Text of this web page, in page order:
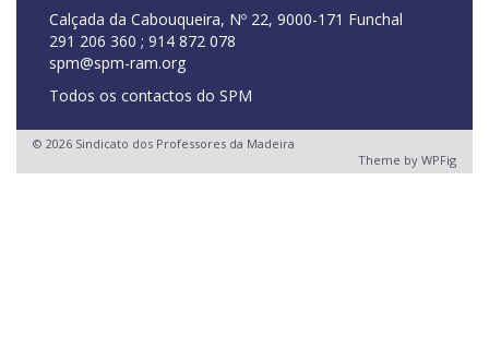
Calçada da Cabouqueira, Nº 22, 9000-171 Funchal
291 206 360 ; 914 872 078
spm@spm-ram.org
Todos os contactos do SPM
© 2026 Sindicato dos Professores da Madeira
Theme by WPFig